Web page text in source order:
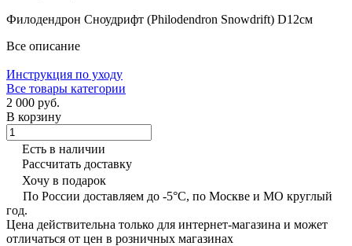
Филодендрон Сноудрифт (Philodendron Snowdrift) D12см
Все описание
Инструкция по уходу
Все товары категории
2 000 руб.
В корзину
Есть в наличии
Рассчитать доставку
Хочу в подарок
По России доставляем до -5°C, по Москве и МО круглый
год.
Цена действительна только для интернет-магазина и может
отличаться от цен в розничных магазинах